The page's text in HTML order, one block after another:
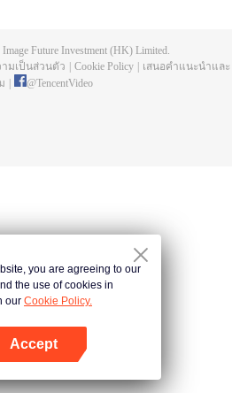
อย่างไร
Image Future Investment (HK) Limited.
มเป็นส่วนตัว Cookie Policy
เสนอคำแนะนำและ
@TencentVideo
you are agreeing to our
the use of cookies in
our Cookie Policy.
Accept